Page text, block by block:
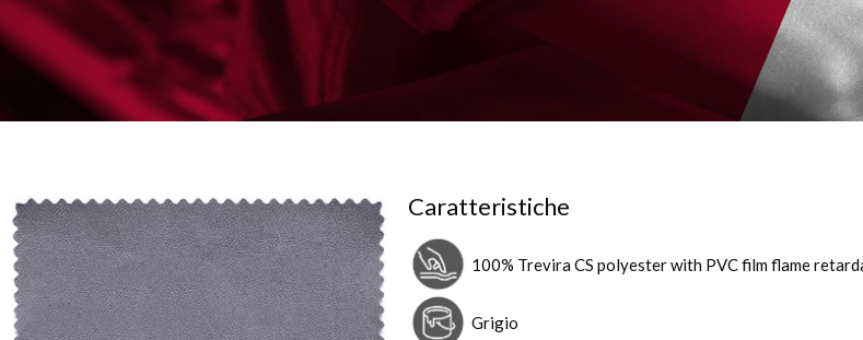
Caratteristiche
100% Trevira CS polyester with PVC film flame
Grigio